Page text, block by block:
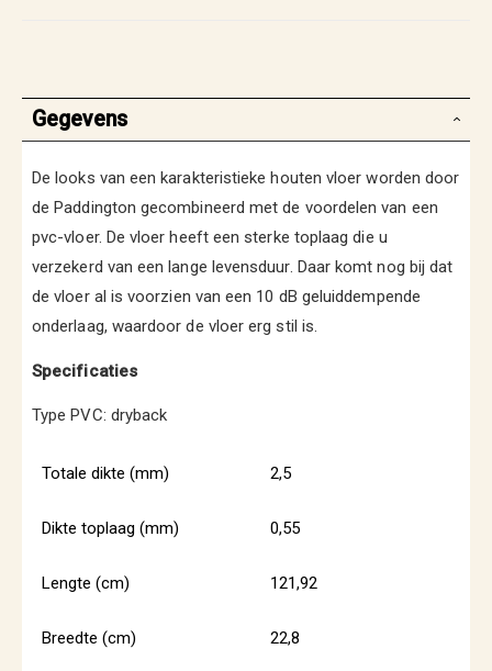
Gegevens
De looks van een karakteristieke houten vloer worden door
de Paddington gecombineerd met de voordelen van een
pvc-vloer. De vloer heeft een sterke toplaag die u
verzekerd van een lange levensduur. Daar komt nog bij dat
de vloer al is voorzien van een 10 dB geluiddempende
onderlaag, waardoor de vloer erg stil is.
Specificaties
Type PVC: dryback
Totale dikte (mm) 2,5
Dikte toplaag (mm) 0,55
Lengte (cm) 121,92
Breedte (cm) 22,8